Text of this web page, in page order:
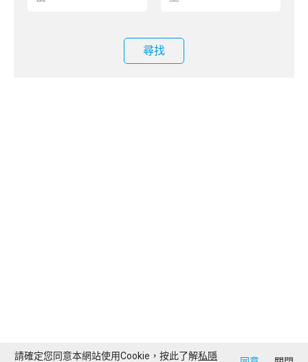
尋找
請確定您同意本網站使用Cookie，按此了解私隱